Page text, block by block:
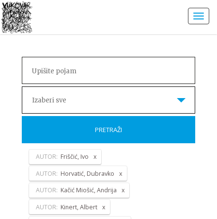
Izaberi sve
PRETRAŽI
AUTOR: Friščić, Ivo
AUTOR: Horvatić, Dubravko
AUTOR: Kačić Miošić, Andrija
AUTOR: Kinert, Albert